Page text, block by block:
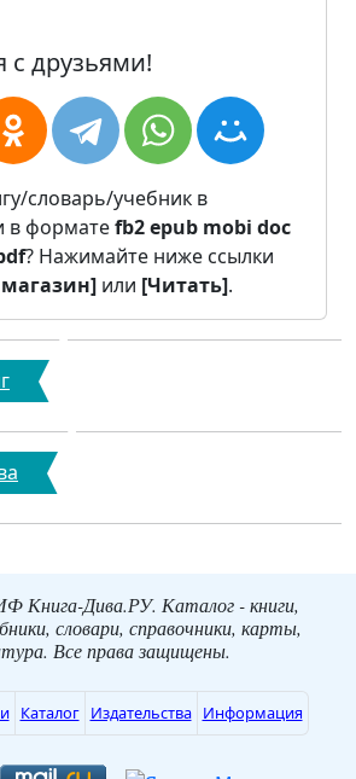
с друзьями!
словарь/учебник в
в форматеfb2epub mobi doc
? Нажимайте ниже ссылки
или [Читать].
Книга-Дива.РУ. Каталог - книги,
словари, справочники, карты,
Все права защищены.
Каталог Издательства Информация